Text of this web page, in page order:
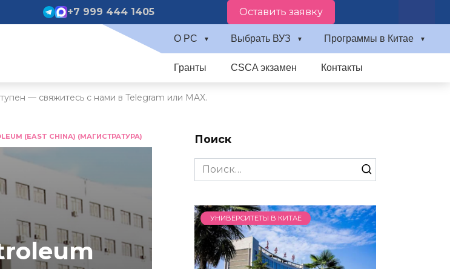
+7 999 444 1405 Оставить заявку
О PC Выбрать ВУЗ Программы в Китае
Гранты CSCA экзамен Контакты
— свяжитесь с нами в Telegram или MAX.
(EAST CHINA) (МАГИСТРАТУРА) Поиск
Search
for:
УНИВЕРСИТЕТЫ В КИТАЕ